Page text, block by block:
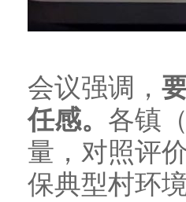
会议强调，
任感。 各镇
量，对照评
保典型村环